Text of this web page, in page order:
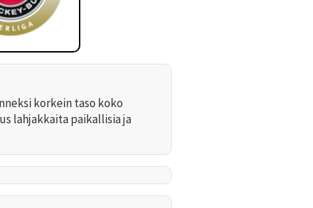
korkein taso koko
lahjakkaita paikallisia ja